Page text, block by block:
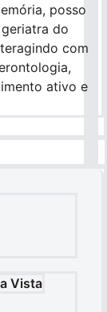
posso
do
com
ativo e
Vista